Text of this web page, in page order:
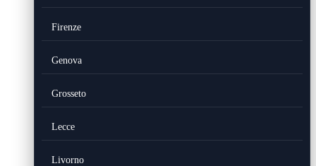
Firenze
Genova
Grosseto
Lecce
Livorno